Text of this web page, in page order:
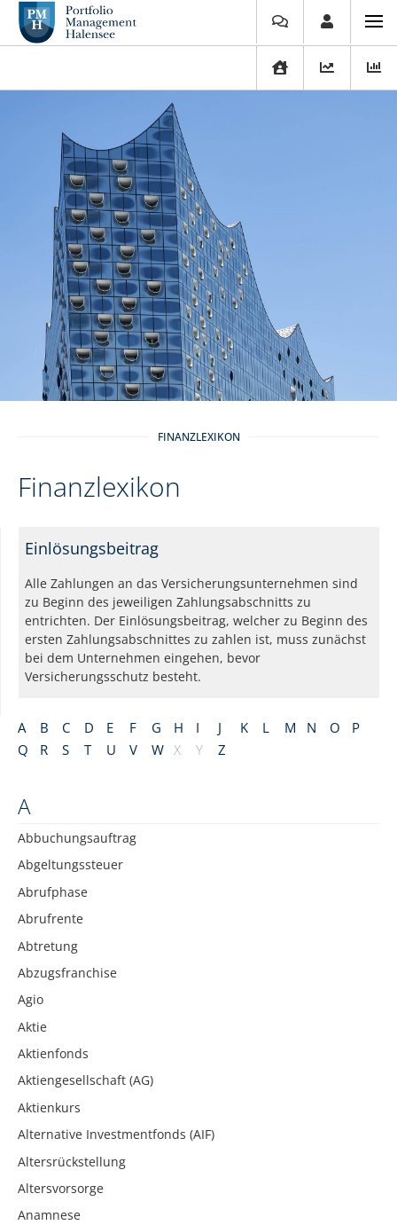
FINANZLEXIKON
Finanzlexikon
A B C D E F G H I J K L M N O
P
Q
R S T U V W X Y Z
A
Abbuchungsauftrag
Abgeltungssteuer
Abrufphase
Abrufrente
Abtretung
Abzugsfranchise
Agio
Aktie
Aktienfonds
Aktiengesellschaft (AG)
Aktienkurs
Alternative Investmentfonds (AIF)
Altersrückstellung
Altersvorsorge
Anamnese
Einlösungsbeitrag
Alle Zahlungen an das Versicherungsunternehmen sind
zu Beginn des jeweiligen Zahlungsabschnitts zu
entrichten. Der Einlösungsbeitrag, welcher zu Beginn des
ersten Zahlungsabschnittes zu zahlen ist, muss zunächst
bei dem Unternehmen eingehen, bevor
Versicherungsschutz besteht.